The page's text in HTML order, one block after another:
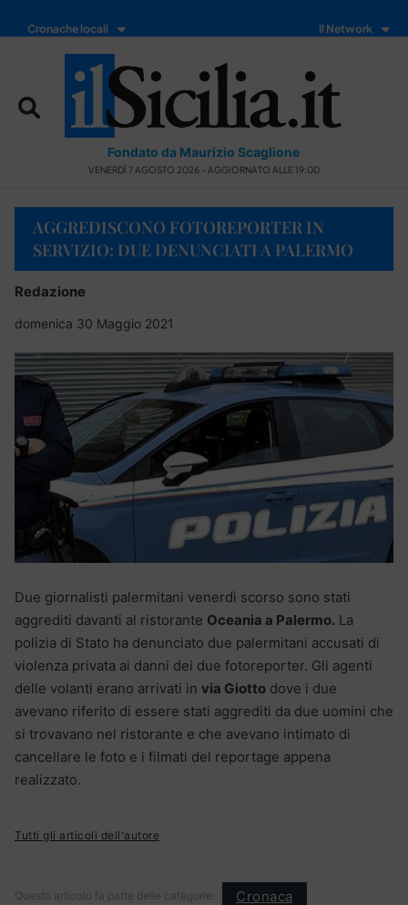
Cronache locali Il Network
Fondato da Maurizio Scaglione
VENERDÌ 7 AGOSTO 2026 - AGGIORNATO ALLE 19:00
AGGREDISCONO FOTOREPORTER IN
SERVIZIO: DUE DENUNCIATI A PALERMO
Redazione
domenica 30 Maggio 2021
Due giornalisti palermitani venerdì scorso sono stati
aggrediti davanti al ristorante Oceania a Palermo. La
polizia di Stato ha denunciato due palermitani accusati di
violenza privata ai danni dei due fotoreporter. Gli agenti
delle volanti erano arrivati in via Giotto dove i due
avevano riferito di essere stati aggrediti da due uomini che
si trovavano nel ristorante e che avevano intimato di
cancellare le foto e i filmati del reportage appena
realizzato.
Tutti gli articoli dell'autore
Questo articolo fa parte delle categorie: Cronaca